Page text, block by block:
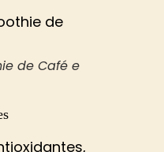
de Café e